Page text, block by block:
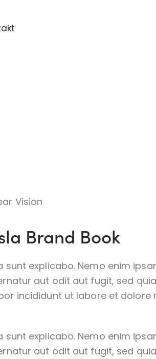
Brand Book
sunt explicabo. Nemo enim
aut odit aut fugit, sed
incididunt ut labore et dolore
sunt explicabo. Nemo enim
aut odit aut fugit, sed